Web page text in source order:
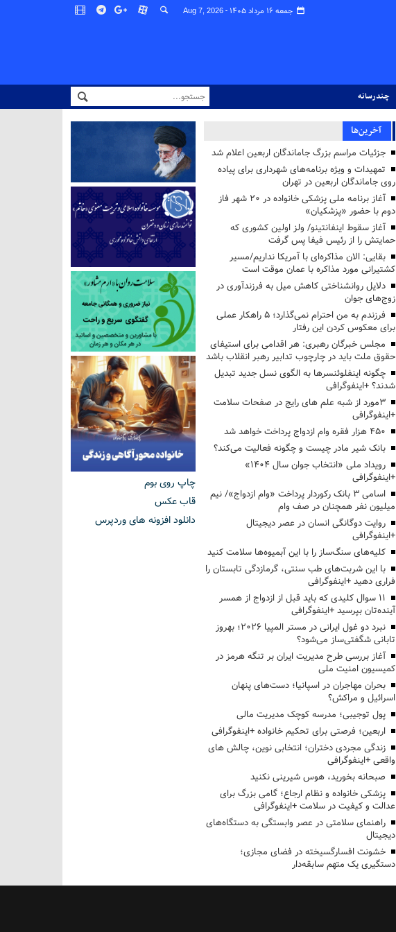
جمعه ۱۶ مرداد ۱۴۰۵ - Aug 7, 2026
چندرسانه
آخرین‌ها
جزئیات مراسم بزرگ جاماندگان اربعین اعلام شد
تمهیدات و ویژه برنامه‌های شهرداری برای پیاده
روی جاماندگان اربعین در تهران
آغاز برنامه ملی پزشکی خانواده در ۲۰ شهر فاز
دوم با حضور «پزشکیان»
آغاز سقوط اینفانتینو/ ولز اولین کشوری که
حمایتش را از رئیس فیفا پس گرفت
بقایی: الان مذاکره‌ای با آمریکا نداریم/مسیر
کشتیرانی مورد مذاکره با عمان موقت است
دلایل روانشناختی کاهش میل به فرزندآوری در
زوج‌های جوان
فرزندم به من احترام نمی‌گذارد؛ ۵ راهکار عملی
برای معکوس کردن این رفتار
مجلس خبرگان رهبری: هر اقدامی برای استیفای
حقوق ملت باید در چارچوب تدابیر رهبر انقلاب باشد
چگونه اینفلوئنسرها به الگوی نسل جدید تبدیل
شدند؟ +اینفوگرافی
3مورد از شبه علم های رایج در صفحات سلامت
+اینفوگرافی
۴۵۰ هزار فقره وام ازدواج پرداخت خواهد شد
بانک شیر مادر چیست و چگونه فعالیت می‌کند؟
رویداد ملی «انتخاب جوان سال ۱۴۰۴»
+اینفوگرافی
اسامی ۳ بانک رکوردار پرداخت «وام ازدواج»/ نیم
میلیون نفر همچنان در صف وام
روایت دوگانگی انسان در عصر دیجیتال
+اینفوگرافی
کلیه‌های سنگ‌ساز را با این آبمیوه‌ها سلامت کنید
با این شربت‌های طب سنتی، گرمازدگی تابستان را
فراری دهید +اینفوگرافی
۱۱ سوال کلیدی که باید قبل از ازدواج از همسر
آینده‌تان بپرسید +اینفوگرافی
نبرد دو غول ایرانی در مستر المپیا ۲۰۲۶؛ بهروز
تابانی شگفتی‌ساز می‌شود؟
آغاز بررسی طرح مدیریت ایران بر تنگه هرمز در
کمیسیون امنیت ملی
بحران مهاجران در اسپانیا؛ دست‌های پنهان
اسرائیل و مراکش؟
پول توجیبی؛ مدرسه کوچک مدیریت مالی
اربعین؛ فرصتی برای تحکیم خانواده +اینفوگرافی
زندگی مجردی دختران؛ انتخابی نوین، چالش های
واقعی +اینفوگرافی
صبحانه بخورید، هوس شیرینی نکنید
پزشکی خانواده و نظام ارجاع؛ گامی بزرگ برای
عدالت و کیفیت در سلامت +اینفوگرافی
راهنمای سلامتی در عصر وابستگی به دستگاه‌های
دیجیتال
خشونت افسارگسیخته در فضای مجازی؛
دستگیری یک متهم سابقه‌دار
چاپ روی بوم
قاب عکس
دانلود افزونه های وردپرس